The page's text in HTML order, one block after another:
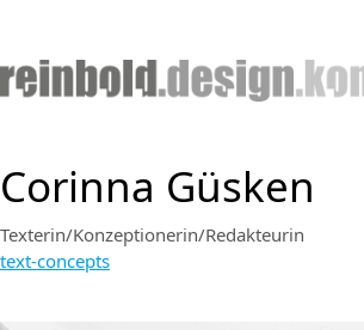
Corinna Güsken
Texterin/Konzeptionerin/Redakteurin
text-concepts